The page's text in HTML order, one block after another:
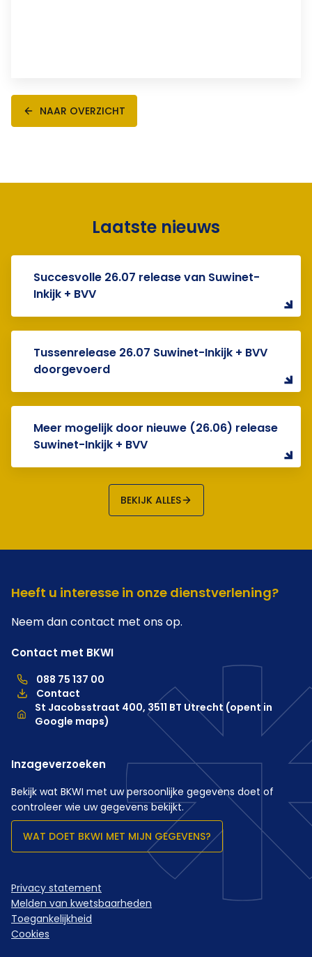
NAAR OVERZICHT
Laatste nieuws
Succesvolle 26.07 release van Suwinet-
Inkijk + BVV
Tussenrelease 26.07 Suwinet-Inkijk + BVV
doorgevoerd
Meer mogelijk door nieuwe (26.06) release
Suwinet-Inkijk + BVV
BEKIJK ALLES
Heeft u interesse in onze dienstverlening?
Neem dan contact met ons op.
Contact met BKWI
088 75 137 00
088 75 137 00, telefoonnummer hoofdkantoor
Contact
Locatie
St Jacobsstraat 400, 3511 BT Utrecht (opent in
Google maps)
Inzageverzoeken
Bekijk wat BKWI met uw persoonlijke gegevens doet of
controleer wie uw gegevens bekijkt.
WAT DOET BKWI MET MIJN GEGEVENS?
Privacy statement
Melden van kwetsbaarheden
Toegankelijkheid
Cookies